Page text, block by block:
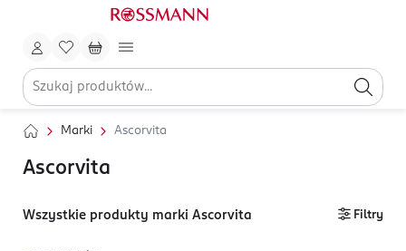
Marki Ascorvita
Ascorvita
Wszystkie produkty marki Ascorvita Filtry